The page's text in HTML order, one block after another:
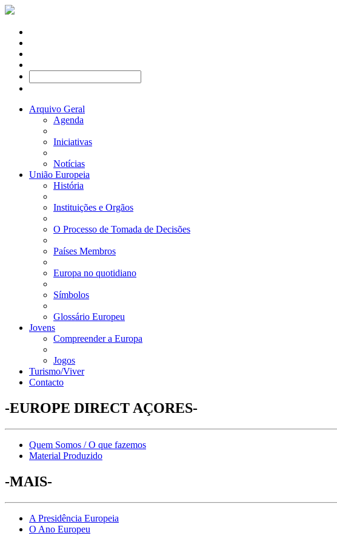
Arquivo Geral
Agenda
Iniciativas
Notícias
União Europeia
História
Instituições e Orgãos
O Processo de Tomada de Decisões
Países Membros
Europa no quotidiano
Símbolos
Glossário Europeu
Jovens
Compreender a Europa
Jogos
Turismo/Viver
Contacto
-EUROPE DIRECT AÇORES-
Quem Somos / O que fazemos
Material Produzido
-MAIS-
A Presidência Europeia
O Ano Europeu